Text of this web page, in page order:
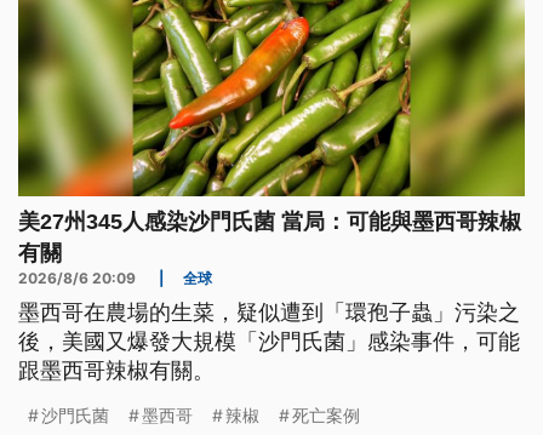
美27州345人感染沙門氏菌 當局：可能與墨西哥辣椒
有關
2026/8/6 20:09 全球
墨西哥在農場的生菜，疑似遭到「環孢子蟲」污染之
後，美國又爆發大規模「沙門氏菌」感染事件，可能
跟墨西哥辣椒有關。
沙門氏菌 墨西哥 辣椒 死亡案例